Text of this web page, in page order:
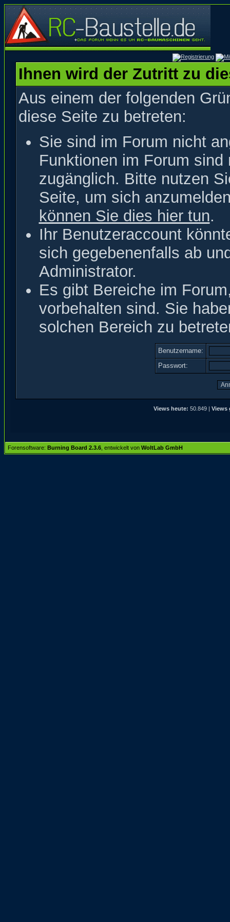
Ihnen wird der Zutritt zu
Aus einem der folgenden
diese Seite zu betreten:
Sie sind im Forum nicht
Funktionen im Forum
zugänglich. Bitte nutzen
Seite, um sich
können Sie dies hier tun.
Ihr Benutzeraccount
sich gegebenenfalls ab
Administrator.
Es gibt Bereiche im
vorbehalten sind. Sie
solchen Bereich zu
Benutzername:
Passwort:
Views heute: 50.849 | Views
Forensoftware: Burning Board 2.3.6 , entwickelt von WoltLab GmbH